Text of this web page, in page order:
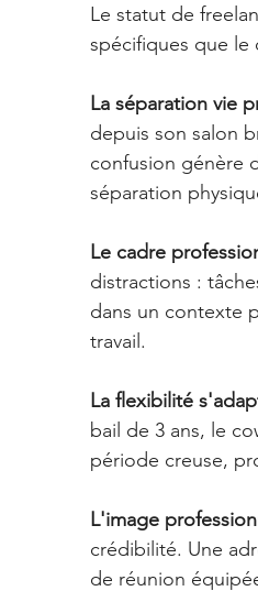
Le statut de
spécifiques que le
La séparation vie
depuis son salon
confusion génère
séparation
Le cadre
distractions :
dans un contexte
travail.
La flexibilité
bail de 3 ans, le
période creuse,
L'image
crédibilité. Une
de réunion